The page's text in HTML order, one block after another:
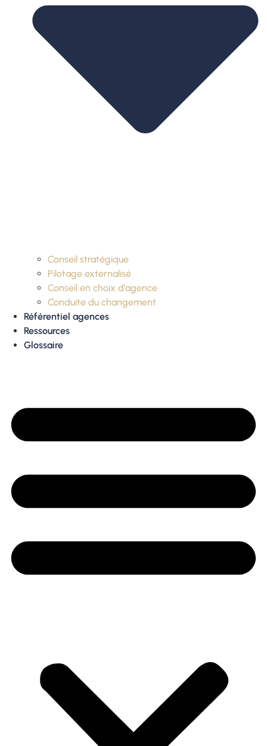
Conseil stratégique
Pilotage externalisé
Conseil en choix d’agence
Conduite du changement
Référentiel agences
Ressources
Glossaire